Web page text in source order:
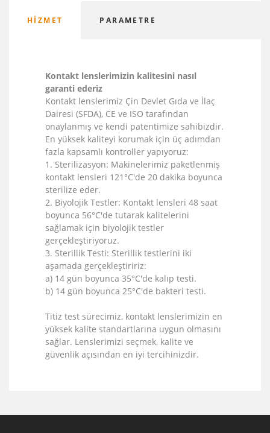
HIZMET PARAMETRE
Kontakt lenslerimizin kalitesini nasıl
garanti ederiz
Kontakt lenslerimiz Çin Devlet Gıda ve İlaç
Dairesi (SFDA), CE ve ISO tarafından
onaylanmış ve kendi patentimize sahibizdir.
En yüksek kaliteyi korumak için üç adımdan
fazla kapsamlı kontroller yapıyoruz:
1. Sterilizasyon: Makinelerimiz paketlenmiş
kontakt lensleri 121°C'de 20 dakika boyunca
sterilize eder.
2. Biyolojik Testler: Kontakt lensleri 48 saat
boyunca 56°C'de tutarak kalitelerini
sağlamak için biyolojik testler
gerçekleştiriyoruz.
3. Sterillik Testi: Sterillik testlerini iki
aşamada gerçekleştiririz:
a) 14 gün boyunca 35°C'de kalıp testi.
b) 14 gün boyunca 25°C'de bakteri testi.
Titiz test sürecimiz, kontakt lenslerimizin en
yüksek kalite standartlarına uygun olmasını
sağlar. Lenslerimizi seçmek, kalite ve
güvenlik açısından en iyi tercihinizdir.